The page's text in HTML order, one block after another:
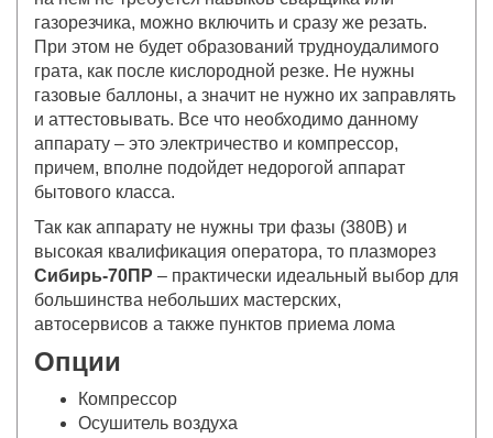
газорезчика, можно включить и сразу же резать.
При этом не будет образований трудноудалимого
грата, как после кислородной резке. Не нужны
газовые баллоны, а значит не нужно их заправлять
и аттестовывать. Все что необходимо данному
аппарату – это электричество и компрессор,
причем, вполне подойдет недорогой аппарат
бытового класса.
Так как аппарату не нужны три фазы (380В) и
высокая квалификация оператора, то плазморез
Сибирь-70ПР – практически идеальный выбор для
большинства небольших мастерских,
автосервисов а также пунктов приема лома
Опции
Компрессор
Осушитель воздуха